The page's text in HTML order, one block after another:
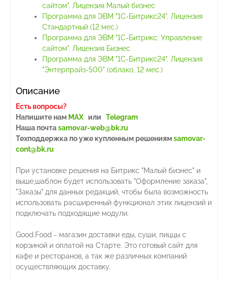
сайтом". Лицензия Малый бизнес
Программа для ЭВМ "1С-Битрикс24". Лицензия
Стандартный (12 мес.)
Программа для ЭВМ "1С-Битрикс: Управление
сайтом". Лицензия Бизнес
Программа для ЭВМ "1С-Битрикс24". Лицензия
"Энтерпрайз-500" (облако, 12 мес.)
Описание
Есть вопросы?
Напишите нам MAX или Telegram
Наша почтаsamovar-web@bk.ru
Техподдержка по уже купленным решениямsamovar-
cont@bk.ru
При установке решения на Битрикс "Малый бизнес" и
выше,шаблон будет использовать "Оформление заказа",
"Заказы" для данных редакций, чтобы была возможность
использовать расширенный функционал этих лицензий и
подключать подходящие модули.
Good.Food - магазин доставки еды, суши, пиццы с
корзиной и оплатой на Старте. Это готовый сайт для
кафе и ресторанов, а так же различных компаний
осуществляющих доставку.